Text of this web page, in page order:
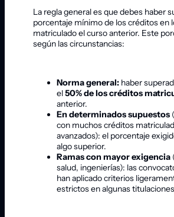
La regla general es que debes haber
porcentaje mínimo de los créditos en
matriculado el curso anterior. Este
según las circunstancias:
Norma general: haber
el50% de los créditos
anterior.
En determinados supuestos
con muchos créditos
avanzados): el porcentaje
algo superior.
Ramas con mayor exigencia
salud, ingenierías): las
han aplicado criterios
estrictos en algunas